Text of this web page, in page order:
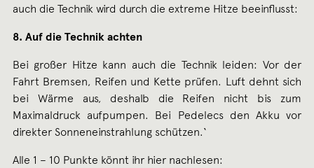
auch die Technik wird durch die extreme Hitze beeinflusst:
8. Auf die Technik achten
Bei großer Hitze kann auch die Technik leiden: Vor der
Fahrt Bremsen, Reifen und Kette prüfen. Luft dehnt sich
bei Wärme aus, deshalb die Reifen nicht bis zum
Maximaldruck aufpumpen. Bei Pedelecs den Akku vor
direkter Sonneneinstrahlung schützen.‘
Alle 1 – 10 Punkte könnt ihr hier nachlesen: